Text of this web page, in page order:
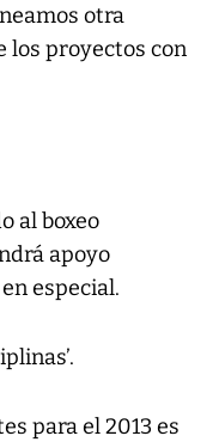
otra
los proyectos con
al boxeo
apoyo
especial.
para el 2013 es